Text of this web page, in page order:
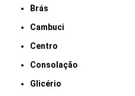
Brás
Cambuci
Centro
Consolação
Glicério